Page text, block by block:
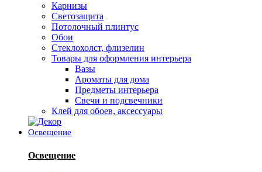
Карнизы
Светозащита
Потолочный плинтус
Обои
Стеклохолст, флизелин
Товары для оформления интерьера
Вазы
Ароматы для дома
Предметы интерьера
Свечи и подсвечники
Клей для обоев, аксессуары
Освещение
Освещение